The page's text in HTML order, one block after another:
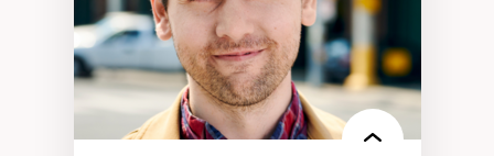
épistémiques
Intersectionnalité et réalités 2SLGBTQ+
Méthodes d’interventions et approches
antiraciste, décoloniale, anti-oppressive
Approche interculturelle critique
Pair-aidance, proche aidance, famille
choisie et soutien mutuel
Intervention de groupe, communautaire,